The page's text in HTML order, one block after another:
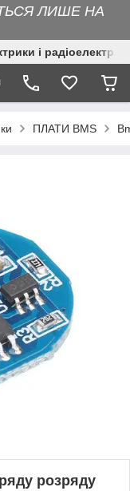
ЛИШЕ НА
і
ПЛАТИ BMS
розряду